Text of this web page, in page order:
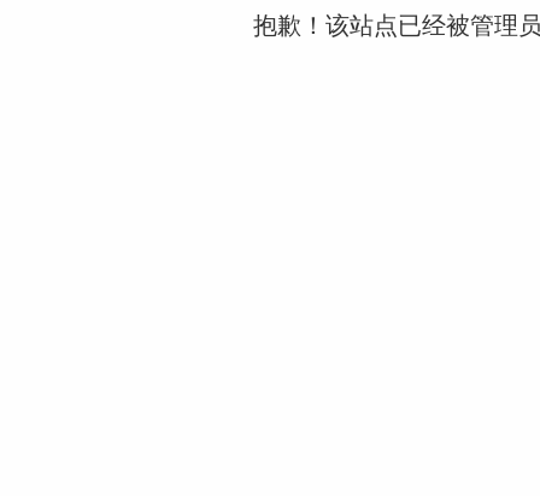
抱歉！该站点已经被管理